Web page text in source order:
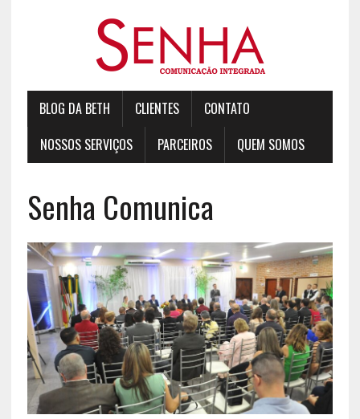
BLOG DA BETH CLIENTES
CONTATO
NOSSOS SERVIÇOS
PARCEIROS QUEM SOMOS
Senha Comunica